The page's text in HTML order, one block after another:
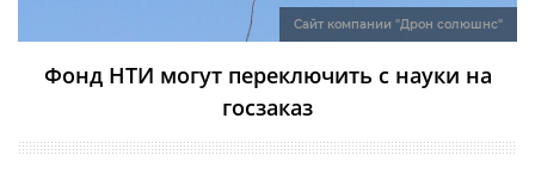
Сайт компании "Дрон солюшнс"
Фонд НТИ могут переключить с науки на
госзаказ